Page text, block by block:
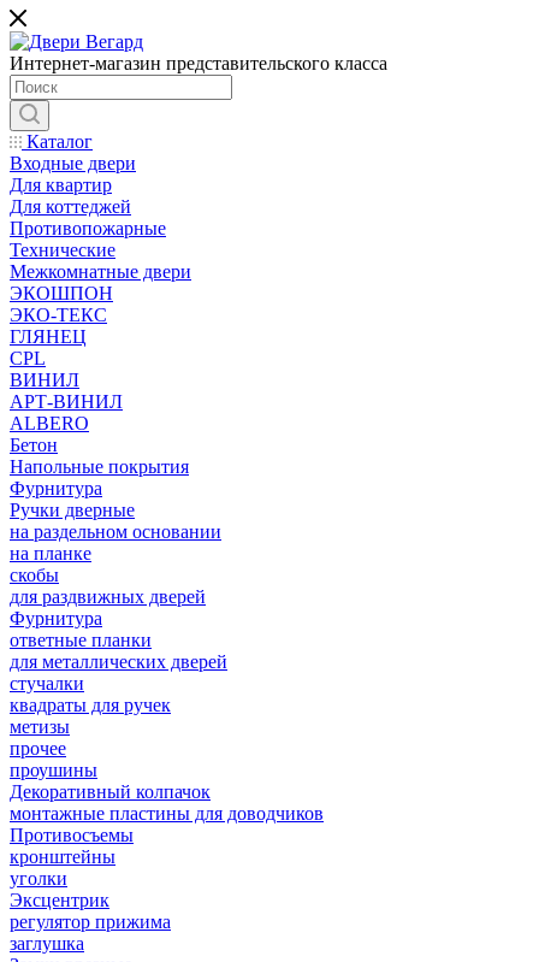
Интернет-магазин представительского класса
Каталог
Входные двери
Для квартир
Для коттеджей
Противопожарные
Технические
Межкомнатные двери
ЭКОШПОН
ЭКО-ТЕКС
ГЛЯНЕЦ
CPL
ВИНИЛ
АРТ-ВИНИЛ
ALBERO
Бетон
Напольные покрытия
Фурнитура
Ручки дверные
на раздельном основании
на планке
скобы
для раздвижных дверей
Фурнитура
ответные планки
для металлических дверей
стучалки
квадраты для ручек
метизы
прочее
проушины
Декоративный колпачок
монтажные пластины для доводчиков
Противосъемы
кронштейны
уголки
Эксцентрик
регулятор прижима
заглушка